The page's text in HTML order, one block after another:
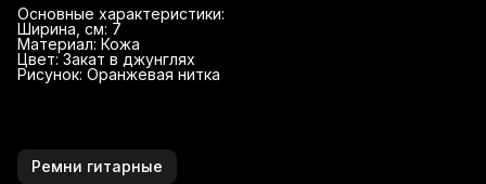
Основные характеристики:
Ширина, см: 7
Материал: Кожа
Цвет: Закат в джунглях
Рисунок: Оранжевая нитка
Ремни гитарные